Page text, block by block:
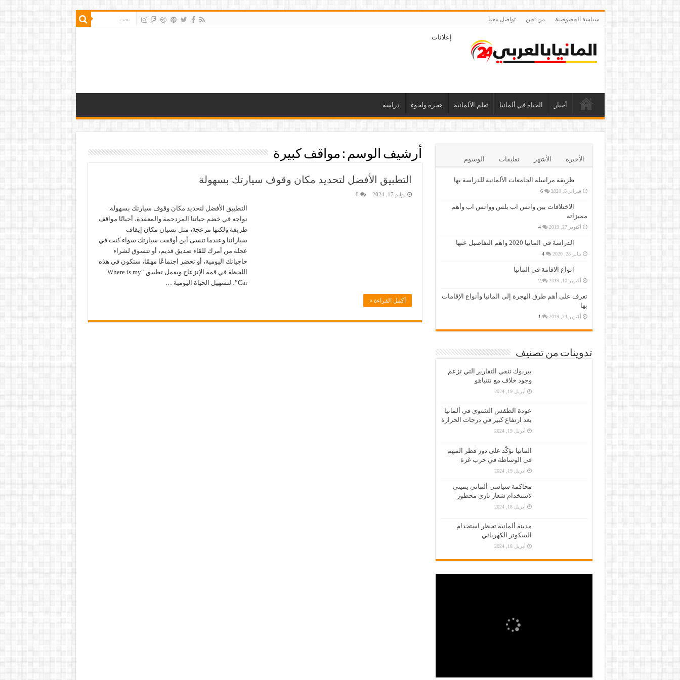
سياسة الخصوصية من نحن تواصل معنا
إعلانات
أخبار الحياة في ألمانيا تعلم الألمانية هجرة ولجوء دراسة
أرشيف الوسم : مواقف كبيرة
التطبيق الأفضل لتحديد مكان وقوف سيارتك بسهولة
يوليو 17, 2024 0
التطبيق الأفضل لتحديد مكان وقوف سيارتك بسهولة.
نواجه في خضم حياتنا المزدحمة والمعقدة، أحيانًا مواقف
طريفة ولكنها مزعجة، مثل نسيان مكان إيقاف
سياراتنا.وعندما تنسى أين أوقفت سيارتك سواء كنت في
عجلة من أمرك للقاء صديق قديم، أو تتسوق لشراء
حاجياتك اليومية، أو تحضر اجتماعًا مهمًا، ستكون في هذه
اللحظة في قمة الإنزعاج.ويعمل تطبيق “Where is my
Car”، لتسهيل الحياة اليومية …
أكمل القراءة »
الأخيرة الأشهر تعليقات الوسوم
طريقة مراسلة الجامعات الألمانية للدراسة بها
فبراير 5, 2020 6
الاختلافات بين واتس اب بلس وواتس اب وأهم
مميزاته
أكتوبر 27, 2019 4
الدراسة في المانيا 2020 واهم التفاصيل عنها
يناير 28, 2020 4
انواع الاقامة في المانيا
أكتوبر 10, 2019 2
تعرف على أهم طرق الهجرة إلى المانيا وأنواع الإقامات
بها
أكتوبر 24, 2019 1
تدوينات من تصنيف
بيربوك تنفي التقارير التي تزعم
وجود خلاف مع نتنياهو
أبريل 19, 2024
عودة الطقس الشتوي في ألمانيا
بعد ارتفاع كبير في درجات الحرارة
أبريل 19, 2024
المانيا تؤكّد على دور قطر المهم
في الوساطة في حرب غزة
أبريل 19, 2024
محاكمة سياسي ألماني يميني
لاستخدام شعار نازي محظور
أبريل 18, 2024
مدينة ألمانية تحظر استخدام
السكوتر الكهربائي
أبريل 18, 2024